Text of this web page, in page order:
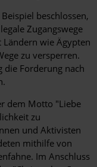
beschlossen,
Zugangswege
wie Ägypten
zu versperren.
die Forderung nach
dem Motto "Liebe
zu
und Aktivisten
mithilfe von
Im Anschluss